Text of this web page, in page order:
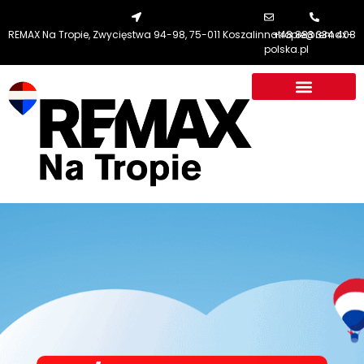
REMAX Na Tropie, Zwycięstwa 94-98, 75-011 Koszalinnatropie@remax-
polska.pl
+48 883 334 408